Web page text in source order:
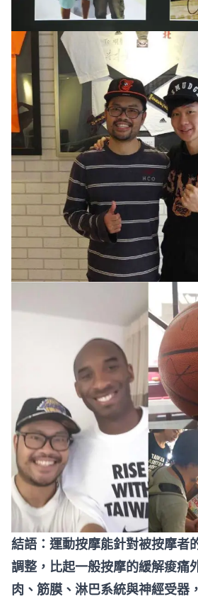
結語：運動按摩能針對被按摩者
調整，比起一般按摩的緩解痠痛
肉、筋膜、淋巴系統與神經受器